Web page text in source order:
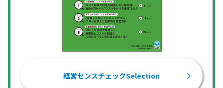
経営センスチェックSelection